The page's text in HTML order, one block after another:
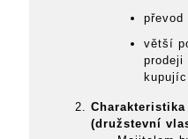
převod
větší
prodeji
(družstevní